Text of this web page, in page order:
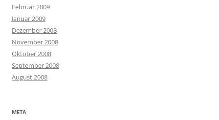
Februar 2009
Januar 2009
Dezember 2008
November 2008
Oktober 2008
September 2008
August 2008
META